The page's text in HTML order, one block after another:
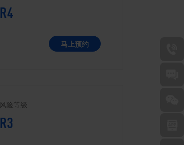
R4
马上预约
风险等级
R3